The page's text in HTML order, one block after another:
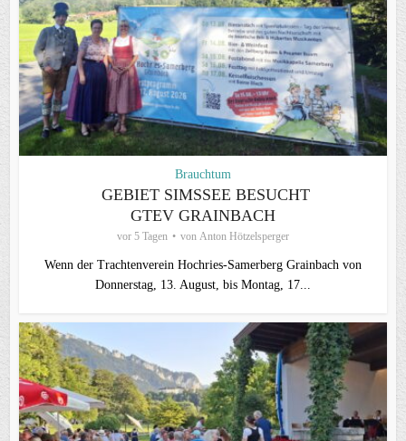
Brauchtum
GEBIET SIMSSEE BESUCHT
GTEV GRAINBACH
vor 5 Tagen von Anton Hötzelsperger
Wenn der Trachtenverein Hochries-Samerberg Grainbach von
Donnerstag, 13. August, bis Montag, 17...